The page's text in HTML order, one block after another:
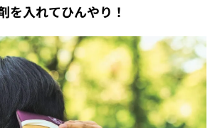
入れてひんやり！